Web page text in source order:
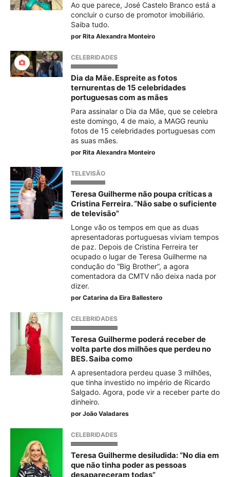
Ao que parece, José Castelo Branco está a
concluir o curso de promotor imobiliário.
Saiba tudo.
por Rita Alexandra Monteiro
CELEBRIDADES
Dia da Mãe. Espreite as fotos
ternurentas de 15 celebridades
portuguesas com as mães
Para assinalar o Dia da Mãe, que se celebra
este domingo, 4 de maio, a MAGG reuniu
fotos de 15 celebridades portuguesas com
as suas mães.
por Rita Alexandra Monteiro
TELEVISÃO
Teresa Guilherme não poupa críticas a
Cristina Ferreira. “Não sabe o suficiente
de televisão”
Longe vão os tempos em que as duas
apresentadoras portuguesas viviam tempos
de paz. Depois de Cristina Ferreira ter
ocupado o lugar de Teresa Guilherme na
condução do “Big Brother”, a agora
comentadora da CMTV não deixa nada por
dizer.
por Catarina da Eira Ballestero
CELEBRIDADES
Teresa Guilherme poderá receber de
volta parte dos milhões que perdeu no
BES. Saiba como
A apresentadora perdeu quase 3 milhões,
que tinha investido no império de Ricardo
Salgado. Agora, pode vir a receber parte do
dinheiro.
por João Valadares
CELEBRIDADES
Teresa Guilherme desiludida: “No dia em
que não tinha poder as pessoas
desapareceram todas”